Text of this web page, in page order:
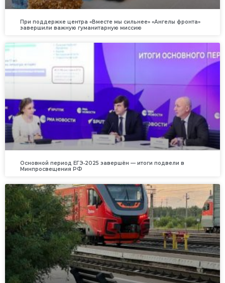
При поддержке центра «Вместе мы сильнее» «Ангелы фронта»
завершили важную гуманитарную миссию
Основной период ЕГЭ‑2025 завершён — итоги подвели в
Минпросвещения РФ